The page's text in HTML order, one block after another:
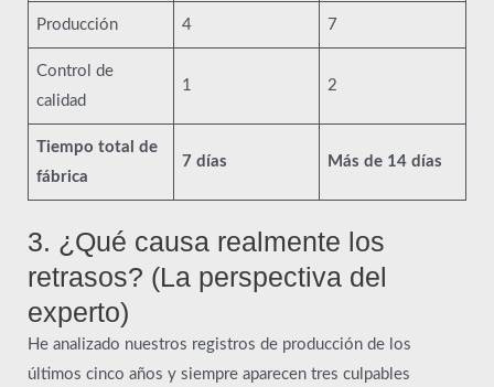
Producción 4 7
Control de
calidad
1 2
Tiempo total de
fábrica
7 días Más de 14 días
3. ¿Qué causa realmente los
retrasos? (La perspectiva del
experto)
He analizado nuestros registros de producción de los
últimos cinco años y siempre aparecen tres culpables